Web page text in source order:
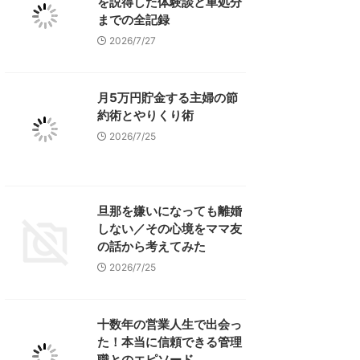
までの全記録
2026/7/27
月5万円貯金する主婦の節
約術とやりくり術
2026/7/25
旦那を嫌いになっても離婚
しない／その心境をママ友
の話から考えてみた
2026/7/25
十数年の営業人生で出会っ
た！本当に信頼できる管理